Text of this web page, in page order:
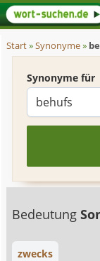
Start»Synonyme»
Synonyme für
Bedeutung
zwecks